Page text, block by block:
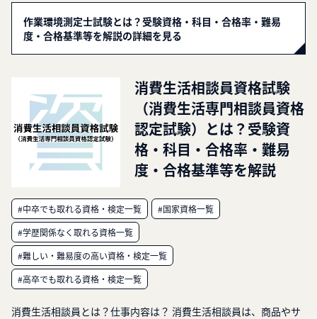
作業環境測定士試験とは？受験資格・科目・合格率・難易
度・合格基準等を解説の詳細を見る
消費生活相談員資格試験
（消費生活専門相談員資格
認定試験）とは？受験資
格・科目・合格率・難易
度・合格基準等を解説
#中卒でも取れる資格・検定一覧
#国家資格一覧
#学歴関係なく取れる資格一覧
#難しい・難易度の高い資格・検定一覧
#高卒でも取れる資格・検定一覧
消費生活相談員とは？仕事内容は？ 消費生活相談員は、商品やサ